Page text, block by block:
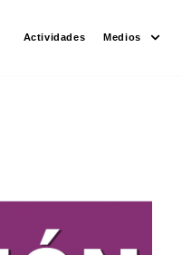
Actividades Medios